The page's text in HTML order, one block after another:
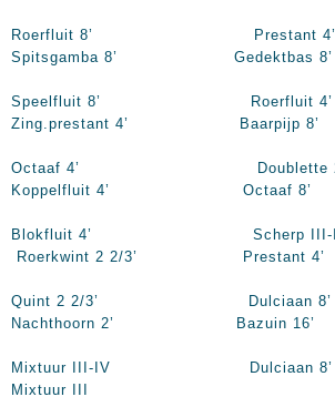
Roerfluit 8’
Spitsgamba 8’ Gedektbas 8’
Speelfluit 8’
Zing.prestant 4’ Baarpijp 8’
Octaaf 4’
Koppelfluit 4’ Octaaf 8’
Blokfluit 4’
Roerkwint 2 2/3’ Prestant 4’
Quint 2 2/3’
Nachthoorn 2’ Bazuin 16’
Mixtuur III-IV
Mixtuur III